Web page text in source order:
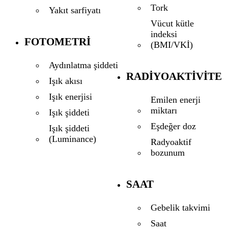
Yakıt sarfiyatı
FOTOMETRI
Aydınlatma şiddeti
Işık akısı
Işık enerjisi
Işık şiddeti
Işık şiddeti
(Luminance)
Tork
Vücut kütle
indeksi
(BMI/VKİ)
RADIYOAKTIVITE
Emilen enerji
miktarı
Eşdeğer doz
Radyoaktif
bozunum
SAAT
Gebelik takvimi
Saat